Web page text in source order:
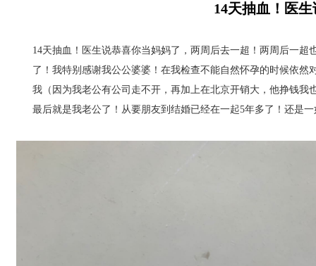
14天抽血！医
14天抽血！医生说恭喜你当妈妈了，两周后去一超！两周后一
了！我特别感谢我公公婆婆！在我检查不能自然怀孕的时候依
我（因为我老公有公司走不开，再加上在北京开销大，他挣钱
最后就是我老公了！从要朋友到结婚已经在一起5年多了！还是